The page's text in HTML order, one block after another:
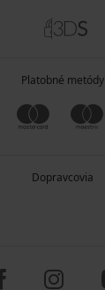
Platobné metódy
Dopravcovia